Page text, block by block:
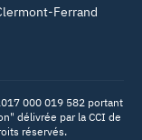
Ferrand
000 019 582 portant
délivrée par la CCI de
réservés.